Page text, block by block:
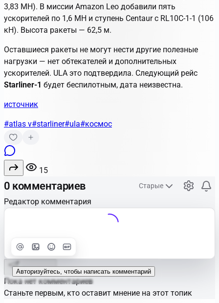
3,83 МН). В миссии Amazon Leo добавили пять
ускорителей по 1,6 МН и ступень Centaur с RL10C-1-1 (106
кН). Высота ракеты — 62,5 м.
Оставшиеся ракеты не могут нести другие полезные
нагрузки — нет обтекателей и дополнительных
ускорителей. ULA это подтвердила. Следующий рейс
Starliner-1 будет беспилотным, дата неизвестна.
источник
#atlas v#starliner#ula#космос
15
0 комментариев Старые
Редактор комментария
Улучшить
Авторизуйтесь, чтобы написать комментарий
Отправить
Пока нет комментариев
Станьте первым, кто оставит мнение на этот топик